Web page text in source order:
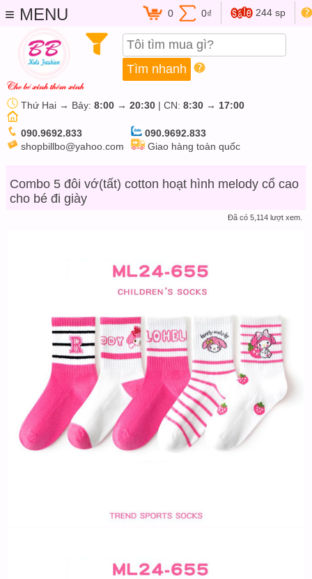
≡ MENU 244 sp
0 0₫
Thứ Hai → Bảy: 8:00 → 20:30 | CN: 8:30 → 17:00
090.9692.833
shopbillbo@yahoo.com
090.9692.833
Giao hàng toàn quốc
Combo 5 đôi vớ(tất) cotton hoạt hình melody cổ cao
cho bé đi giày
Đã có 5,114 lượt xem.